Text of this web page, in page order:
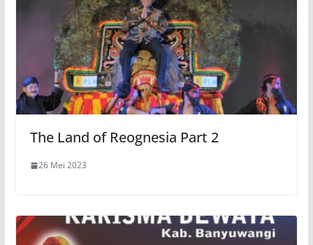
The Land of Reognesia Part 2
26 Mei 2023